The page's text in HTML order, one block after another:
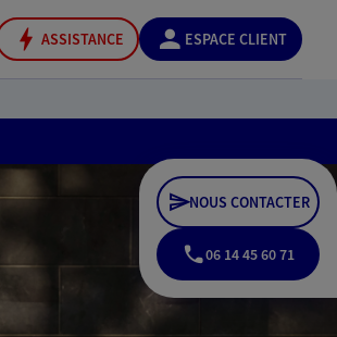
ASSISTANCE ESPACE CLIENT
NOUS CONTACTER
06 14 45 60 71